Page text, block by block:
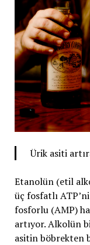
Ürik asiti
Etanolün (etil
üç fosfatlı
fosforlu (AMP)
artıyor. Alkolün
asitin böbrekten